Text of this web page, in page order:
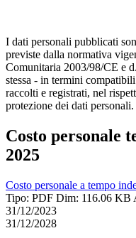
I dati personali pubblicati
previste dalla normativa
Comunitaria 2003/98/CE e
stessa - in termini
raccolti e registrati, nel
protezione dei dati personali.
Costo personale
2025
Costo personale a tempo
Tipo: PDF Dim: 116.06 KB
31/12/2023
31/12/2028